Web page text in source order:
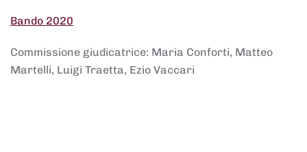
Bando 2020
Commissione giudicatrice: Maria Conforti, Matteo
Martelli, Luigi Traetta, Ezio Vaccari